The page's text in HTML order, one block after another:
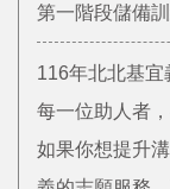
第一階段儲備
116年北北基宜
每一位助人者
如果你想提升